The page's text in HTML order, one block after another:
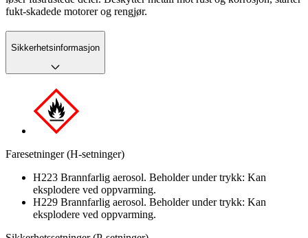
fukt-skadede motorer og rengjør.
Sikkerhetsinformasjon
Faresetninger (H-setninger)
H223 Brannfarlig aerosol. Beholder under trykk: Kan
eksplodere ved oppvarming.
H229 Brannfarlig aerosol. Beholder under trykk: Kan
eksplodere ved oppvarming.